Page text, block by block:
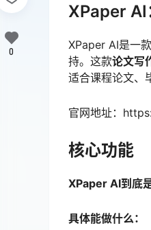
XPaper AI
XPaper AI是一
持。这款论文写
适合课程论文、
官网地址：
核心功能
XPaper AI到底
具体能做什么：
0